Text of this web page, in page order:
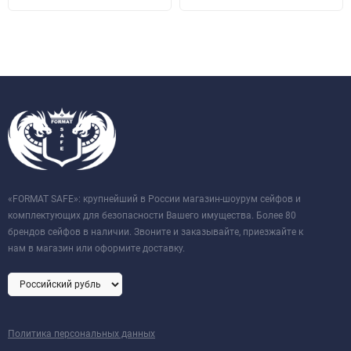
двери - 166 мм
толщина боковых стенок - 72 мм
комплектуются кодовым электронным замком PS 600/E36
наличие анкерного крепления к полу и стене (анкерные
болты в комплекте)
«FORMAT SAFE»: крупнейший в России магазин-шоурум сейфов и
комплектующих для безопасности Вашего имущества. Более 80
брендов сейфов в наличии. Звоните и заказывайте, приезжайте к
нам в магазин или оформите доставку.
Политика персональных данных